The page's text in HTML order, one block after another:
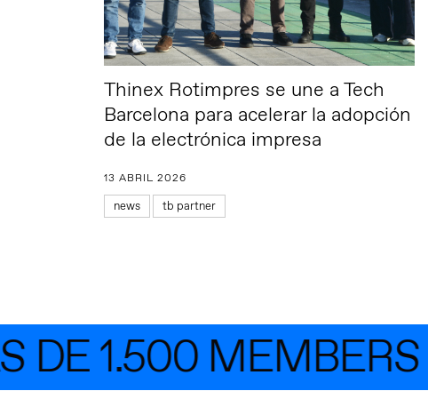
Thinex Rotimpres se une a Tech
Barcelona para acelerar la adopción
de la electrónica impresa
13 ABRIL 2026
news tb partner
1.500 MEMBERS